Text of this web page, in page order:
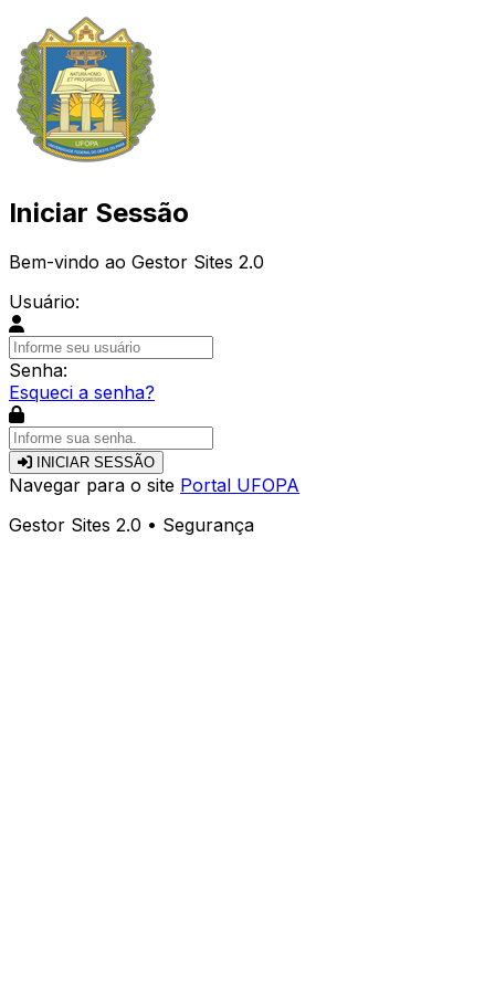
Iniciar Sessão
Bem-vindo ao Gestor Sites 2.0
Usuário:
Senha:
Esqueci a senha?
INICIAR SESSÃO
Navegar para o site Portal UFOPA
Gestor Sites 2.0 • Segurança